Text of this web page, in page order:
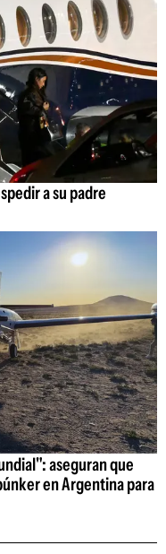
a su padre
aseguran que
en Argentina para